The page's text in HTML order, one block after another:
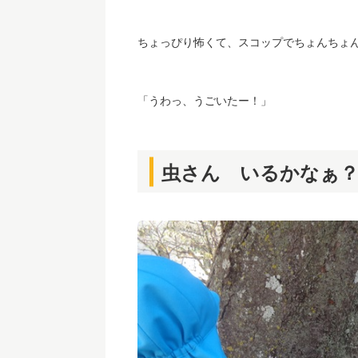
ちょっぴり怖くて、スコップでちょんちょ
「うわっ、うごいたー！」
虫さん いるかなぁ？